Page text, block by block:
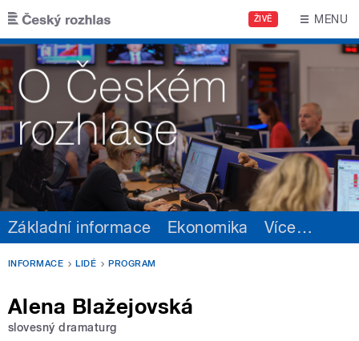
Přejít k hlavnímu obsahu
ŽIVĚ MENU
Základní informace Ekonomika Více…
INFORMACE LIDÉ PROGRAM
Alena Blažejovská
slovesný dramaturg